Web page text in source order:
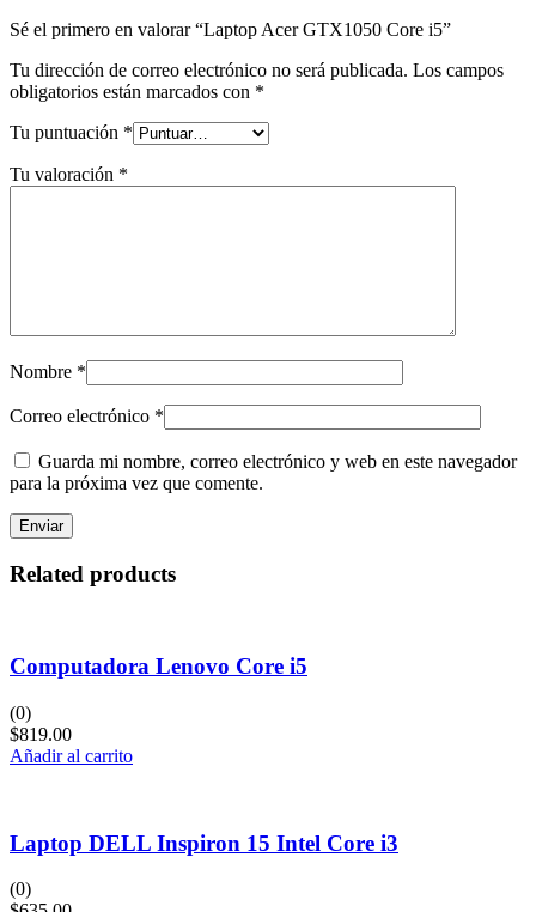
Sé el primero en valorar “Laptop Acer GTX1050 Core i5”
Tu dirección de correo electrónico no será publicada. Los campos
obligatorios están marcados con *
Tu puntuación *
Tu valoración *
Nombre *
Correo electrónico *
Guarda mi nombre, correo electrónico y web en este navegador
para la próxima vez que comente.
Related products
Computadora Lenovo Core i5
(0)
$819.00
Añadir al carrito
Laptop DELL Inspiron 15 Intel Core i3
(0)